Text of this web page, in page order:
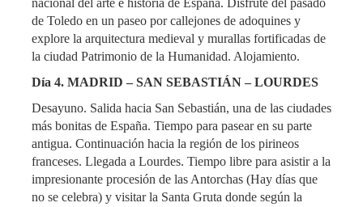
nacional del arte e historia de España. Disfrute del pasado
de Toledo en un paseo por callejones de adoquines y
explore la arquitectura medieval y murallas fortificadas de
la ciudad Patrimonio de la Humanidad. Alojamiento.
Día 4. MADRID – SAN SEBASTIÁN – LOURDES
Desayuno. Salida hacia San Sebastián, una de las ciudades
más bonitas de España. Tiempo para pasear en su parte
antigua. Continuación hacia la región de los pirineos
franceses. Llegada a Lourdes. Tiempo libre para asistir a la
impresionante procesión de las Antorchas (Hay días que
no se celebra) y visitar la Santa Gruta donde según la